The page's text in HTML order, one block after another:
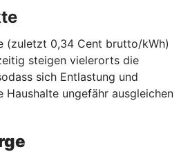
(zuletzt 0,34 Cent brutto/kWh)
steigen vielerorts die
sich Entlastung und
Haushalte ungefähr ausgleichen